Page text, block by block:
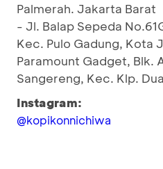
Palmerah. Jakarta Barat
- Jl. Balap Sepeda
Kec. Pulo Gadung, Kota
Paramount Gadget, Blk.
Sangereng, Kec. Klp.
Instagram:
@kopikonnichiwa